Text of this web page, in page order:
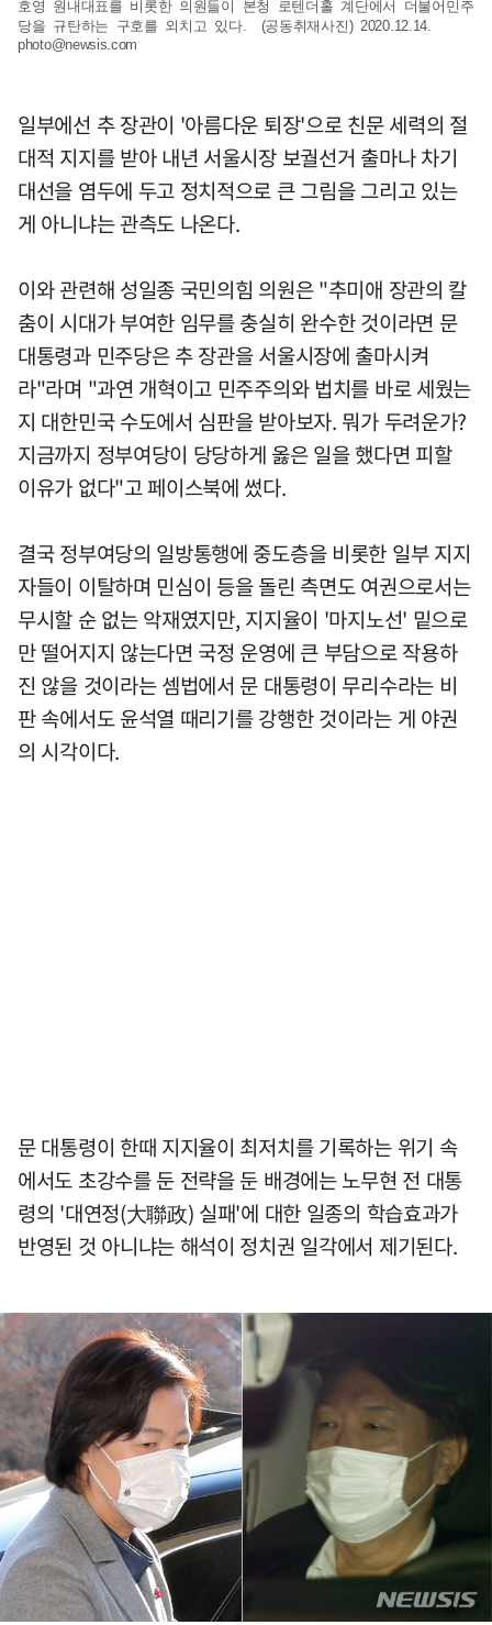
호영 원내대표를 비롯한 의원들이 본청 로텐더홀 계단에서 더불어민주
당을 규탄하는 구호를 외치고 있다. (공동취재사진) 2020.12.14.
photo@newsis.com
일부에선 추 장관이 '아름다운 퇴장'으로 친문 세력의 절
대적 지지를 받아 내년 서울시장 보궐선거 출마나 차기
대선을 염두에 두고 정치적으로 큰 그림을 그리고 있는
게 아니냐는 관측도 나온다.
이와 관련해 성일종 국민의힘 의원은 "추미애 장관의 칼
춤이 시대가 부여한 임무를 충실히 완수한 것이라면 문
대통령과 민주당은 추 장관을 서울시장에 출마시켜
라"라며 "과연 개혁이고 민주주의와 법치를 바로 세웠는
지 대한민국 수도에서 심판을 받아보자. 뭐가 두려운가?
지금까지 정부여당이 당당하게 옳은 일을 했다면 피할
이유가 없다"고 페이스북에 썼다.
결국 정부여당의 일방통행에 중도층을 비롯한 일부 지지
자들이 이탈하며 민심이 등을 돌린 측면도 여권으로서는
무시할 순 없는 악재였지만, 지지율이 '마지노선' 밑으로
만 떨어지지 않는다면 국정 운영에 큰 부담으로 작용하
진 않을 것이라는 셈법에서 문 대통령이 무리수라는 비
판 속에서도 윤석열 때리기를 강행한 것이라는 게 야권
의 시각이다.
문 대통령이 한때 지지율이 최저치를 기록하는 위기 속
에서도 초강수를 둔 전략을 둔 배경에는 노무현 전 대통
령의 '대연정(大聯政) 실패'에 대한 일종의 학습효과가
반영된 것 아니냐는 해석이 정치권 일각에서 제기된다.